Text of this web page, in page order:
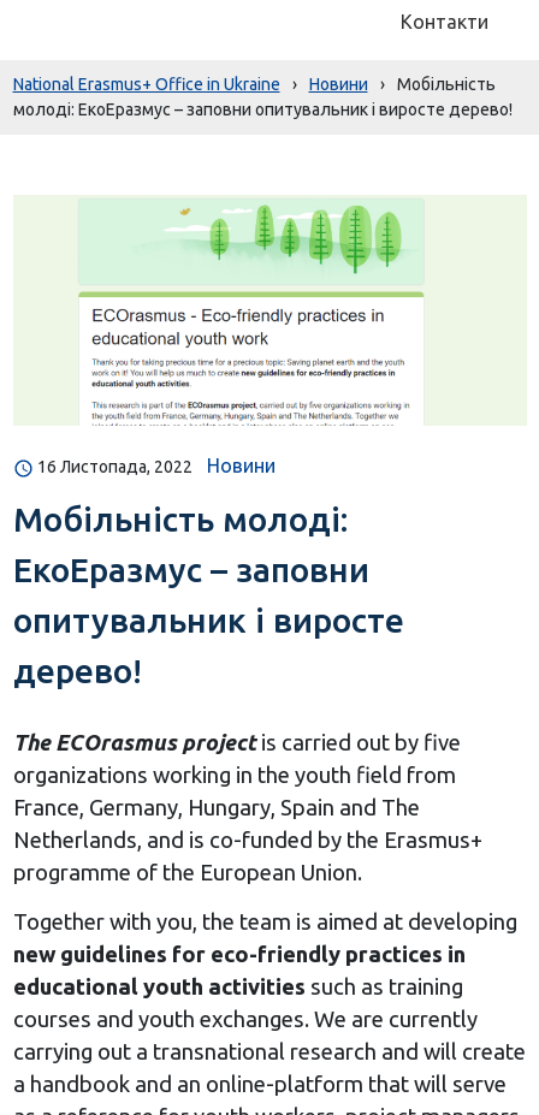
Контакти
National Erasmus+ Office in Ukraine › Новини ›
Мобільність
молоді: ЕкоЕразмус – заповни опитувальник і виросте дерево!
16 Листопада, 2022 Новини
Мобільність молоді:
ЕкоЕразмус – заповни
опитувальник і виросте
дерево!
The ECOrasmus project is carried out by five
organizations working in the youth field from
France, Germany, Hungary, Spain and The
Netherlands, and is co-funded by the Erasmus+
programme of the European Union.
Together with you, the team is aimed at developing
new guidelines for eco-friendly practices in
educational youth activities such as training
courses and youth exchanges. We are currently
carrying out a transnational research and will create
a handbook and an online-platform that will serve